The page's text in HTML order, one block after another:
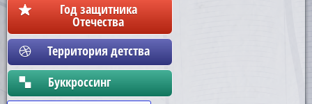
Год защитника
Отечества
Территория детства
Бyккpoccинг